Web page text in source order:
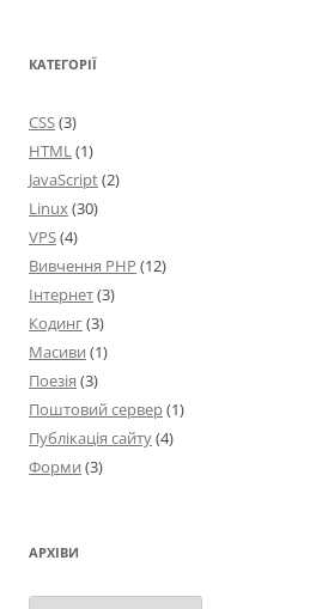
КАТЕГОРІЇ
CSS(3)
HTML(1)
JavaScript(2)
Linux(30)
VPS(4)
Вивчення PHP (12)
Інтернет(3)
Кодинг(3)
Масиви (1)
Поезія (3)
Поштовий сервер(1)
Публікація сайту(4)
Форми (3)
АРХІВИ
Архіви